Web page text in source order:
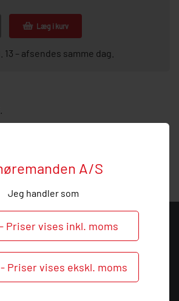
A/S
Jeg handler som
Priser vises inkl. moms
Priser vises ekskl. moms
Læg i kurv
– afsendes samme dag.